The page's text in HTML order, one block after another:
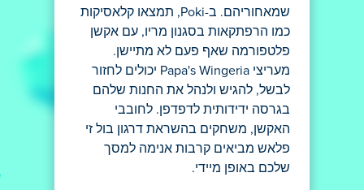
שמאחוריהם. ב-Poki, תמצאו קלאסיקות
כמו הרפתקאות בסגנון מריו, עם אקשן
פלטפורמה שאף פעם לא מתיישן.
מעריצי Papa's Wingeria יכולים לחזור
לבשל, להגיש ולנהל את החנות שלהם
בגרסה ידידותית לדפדפן. לחובבי
האקשן, משחקים בהשראת דרגון בול זי
פלאש מביאים קרבות אנימה למסך
שלכם באופן מיידי.